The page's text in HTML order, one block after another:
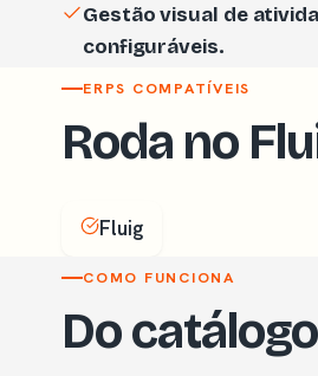
Gestão visual de
configuráveis.
ERPS COMPATÍVEIS
Roda no
Fluig
COMO FUNCIONA
Do